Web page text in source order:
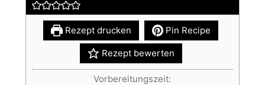
Rezept drucken Pin Recipe
Rezept bewerten
Vorbereitungszeit: